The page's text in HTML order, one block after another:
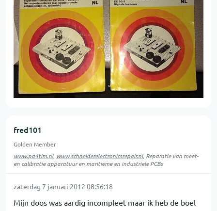
fred101
Golden Member
www.pa4tim.nl, www.schneiderelectronicsrepair.nl, Reparatie van meet-
en calibratie apparatuur en maritieme en industriele PCBs
zaterdag 7 januari 2012 08:56:18
Mijn doos was aardig incompleet maar ik heb de boel